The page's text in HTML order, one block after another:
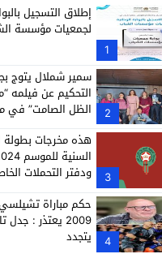
1
إطلاق التسجيل
لجمعيات مؤسسة
2
سمير شملال يتوج
التحكيم عن فيلمه
الظل الصامت” في
3
هذه مخرجات بطولة
السنية
ودفتر التحملات
4
حكم مباراة
2009 يعتذر :
يتجدد